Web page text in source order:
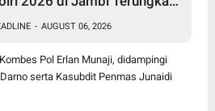
Diamankan
- AUGUST 06, 2026
Pol Erlan Munaji, didampingi
serta Kasubdit Penmas Junaidi